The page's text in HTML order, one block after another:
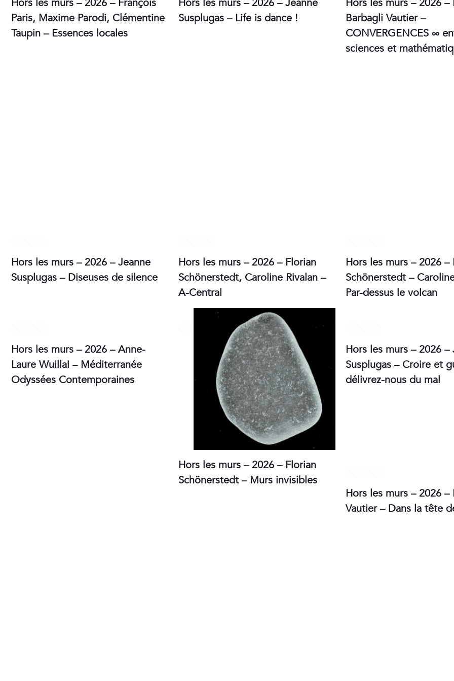
Hors les murs – 2026 – François
Paris, Maxime Parodi, Clémentine
Taupin – Essences locales
Hors les murs – 2026 – Jeanne
Susplugas – Life is dance !
Hors les murs – 2026 –
Barbagli Vautier –
CONVERGENCES ∞
sciences et
Hors les murs – 2026 – Jeanne
Susplugas – Diseuses de silence
Hors les murs – 2026 – Florian
Schönerstedt, Caroline Rivalan –
A-Central
Hors les murs – 2026 –
Schönerstedt –
Par-dessus le volcan
Hors les murs – 2026 – Anne-
Laure Wuillai – Méditerranée
Odyssées Contemporaines
Hors les murs – 2026 – Florian
Schönerstedt – Murs invisibles
Hors les murs – 2026 –
Susplugas – Croire et
délivrez-nous du mal
Hors les murs – 2026 –
Vautier – Dans la tête